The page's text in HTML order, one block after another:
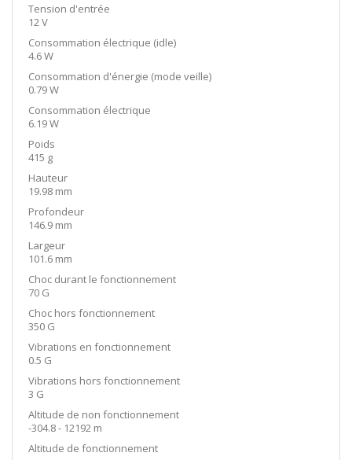
Tension d'entrée
12 V
Consommation électrique (idle)
4.6 W
Consommation d'énergie (mode veille)
0.79 W
Consommation électrique
6.19 W
Poids
415 g
Hauteur
19.98 mm
Profondeur
146.9 mm
Largeur
101.6 mm
Choc durant le fonctionnement
70 G
Choc hors fonctionnement
350 G
Vibrations en fonctionnement
0.5 G
Vibrations hors fonctionnement
3 G
Altitude de non fonctionnement
-304.8 - 12192 m
Altitude de fonctionnement